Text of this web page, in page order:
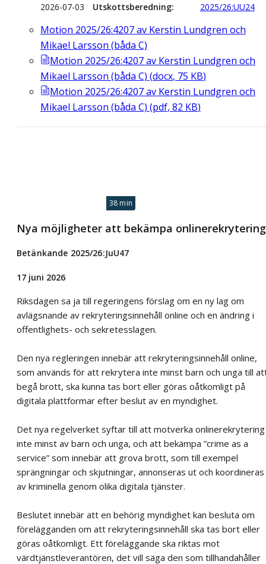
2026-07-03
Utskottsberedning 2025/26:UU24
Motion 2025/26:4207 av Kerstin Lundgren och
Mikael Larsson (båda C)
Motion 2025/26:4207 av Kerstin Lundgren och
Mikael Larsson (båda C) (docx, 75 KB)
Motion 2025/26:4207 av Kerstin Lundgren och
Mikael Larsson (båda C) (pdf, 82 KB)
38 min
Nya möjligheter att bekämpa onlinerekrytering
Betänkande 2025/26:JuU47
17 juni 2026
Riksdagen sa ja till regeringens förslag om en ny lag om
avlägsnande av rekryteringsinnehåll online och en ändring i
offentlighets- och sekretesslagen.
Den nya regleringen innebär att rekryteringsinnehåll online,
som används för att rekrytera inte minst barn och unga till
begå brott, ska kunna tas bort eller göras oåtkomligt på
digitala plattformar efter beslut av en myndighet.
Det nya regelverket syftar till att motverka onlinerekrytering
inte minst av barn och unga, och att bekämpa ”crime as a
service” som innebär att grova brott, som till exempel
sprängningar och skjutningar, annonseras ut och koordineras
av kriminella genom olika digitala tjänster.
Beslutet innebär att en behörig myndighet kan besluta om
förelägganden om att rekryteringsinnehåll ska tas bort eller
göras oåtkomligt. Ett föreläggande ska riktas mot
värdtjänstleverantören, det vill säga den som tillhandahåller